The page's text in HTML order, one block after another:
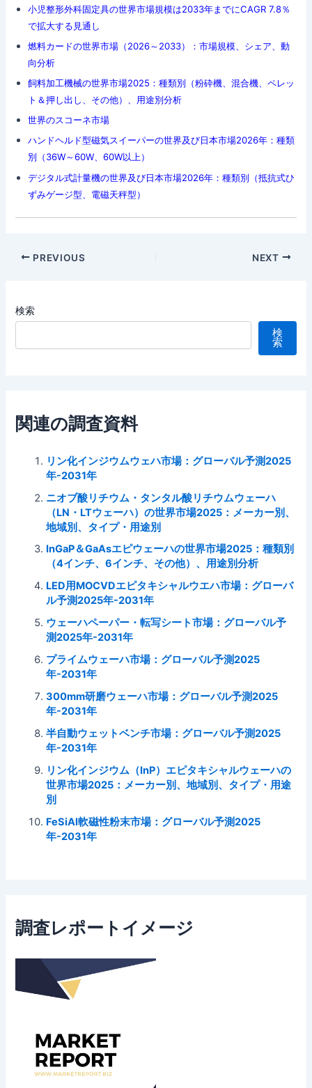
小児整形外科固定具の世界市場規模は2033年までにCAGR 7.8％
で拡大する見通し
燃料カードの世界市場（2026～2033）：市場規模、シェア、動
向分析
飼料加工機械の世界市場2025：種類別（粉砕機、混合機、ペレッ
ト＆押し出し、その他）、用途別分析
世界のスコーネ市場
ハンドヘルド型磁気スイーパーの世界及び日本市場2026年：種類
別（36W～60W、60W以上）
デジタル式計量機の世界及び日本市場2026年：種類別（抵抗式ひ
ずみゲージ型、電磁天秤型）
Post
PREVIOUS NEXT
検索
検
索
関連の調査資料
リン化インジウムウェハ市場：グローバル予測2025
年-2031年
ニオブ酸リチウム・タンタル酸リチウムウェーハ
（LN・LTウェーハ）の世界市場2025：メーカー別、
地域別、タイプ・用途別
InGaP＆GaAsエピウェーハの世界市場2025：種類別
（4インチ、6インチ、その他）、用途別分析
LED用MOCVDエピタキシャルウエハ市場：グローバ
ル予測2025年-2031年
ウェーハペーパー・転写シート市場：グローバル予
測2025年-2031年
プライムウェーハ市場：グローバル予測2025
年-2031年
300mm研磨ウェーハ市場：グローバル予測2025
年-2031年
半自動ウェットベンチ市場：グローバル予測2025
年-2031年
リン化インジウム（InP）エピタキシャルウェーハの
世界市場2025：メーカー別、地域別、タイプ・用途
別
FeSiAl軟磁性粉末市場：グローバル予測2025
年-2031年
調査レポートイメージ